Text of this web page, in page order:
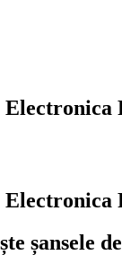
șansele